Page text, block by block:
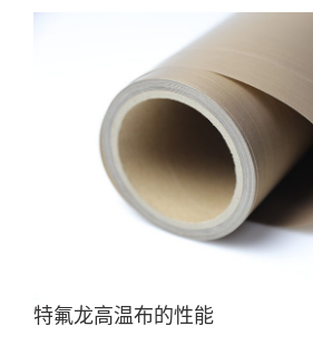
特氟龙高温布的性能